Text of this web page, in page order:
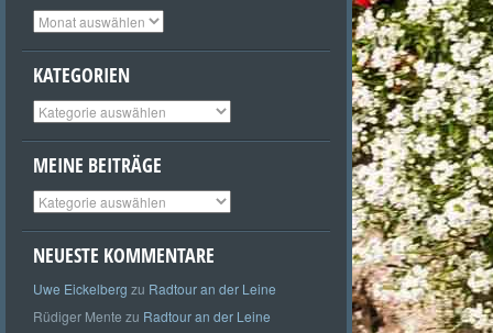
Archiv
KATEGORIEN
Kategorien
MEINE BEITRÄGE
Meine
Beiträge
NEUESTE KOMMENTARE
Uwe Eickelberg zu Radtour an der Leine
Rüdiger Mente zu Radtour an der Leine